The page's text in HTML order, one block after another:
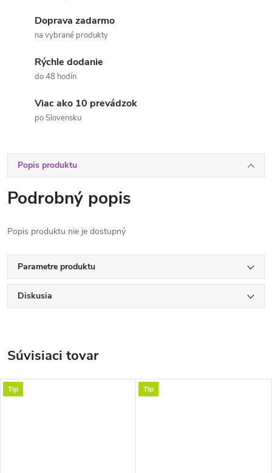
Doprava zadarmo
na vybrané produkty
Rýchle dodanie
do 48 hodín
Viac ako 10 prevádzok
po Slovensku
Popis produktu
Podrobný popis
Popis produktu nie je dostupný
Parametre produktu
Diskusia
Súvisiaci tovar
Tip Tip